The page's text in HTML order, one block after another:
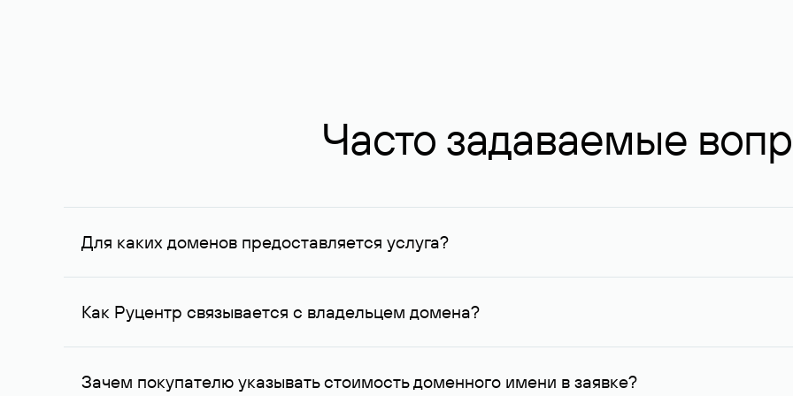
Часто задаваемые
Для каких доменов предоставляется услуга?
Услуга доступна для доменов, зарегистрированных в Руцентре и у других регистраторов. Для доменов,
Как Руцентр связывается с владельцем домена?
Для связи с владельцем домена используются его контактные данные, доступные Руцентру.
Зачем покупателю указывать стоимость доменного имени в заявке?